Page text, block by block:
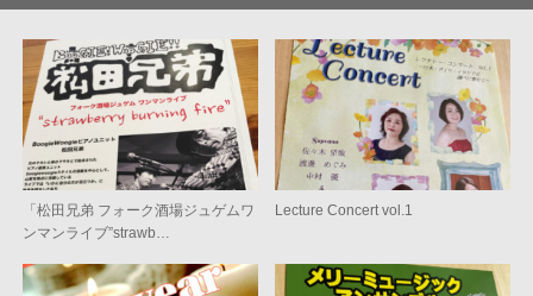
「松田兄弟 フォーク酒場ジュゲムワ
ンマンライブ”strawb…
Lecture Concert vol.1